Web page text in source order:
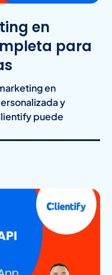
en
para
en
y
puede